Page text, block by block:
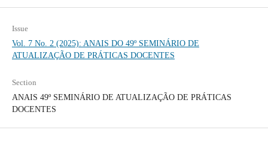
Issue
Vol. 7 No. 2 (2025): ANAIS DO 49º SEMINÁRIO DE
ATUALIZAÇÃO DE PRÁTICAS DOCENTES
Section
ANAIS 49º SEMINÁRIO DE ATUALIZAÇÃO DE PRÁTICAS
DOCENTES